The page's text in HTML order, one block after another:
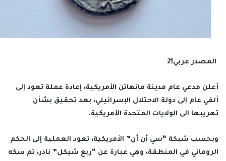
أعلن مدعي عام مدينة مانهاتن الأمريكية، إعادة عملة تعود إلى
ألفي عام إلى دولة الاحتلال الإسرائيلي، بعد تحقيق بشأن
تهريبها إلى الولايات المتحدة الأمريكية.
وبحسب شبكة “سي أن أن” الأمريكية، تعود العملية إلى الحكم
الروماني في المنطقة، وهي عبارة عن “ربع شيكل” نادر، تم سكه